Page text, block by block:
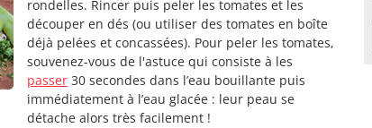
rondelles. Rincer puis peler les tomates et les
découper en dés (ou utiliser des tomates en boîte
déjà pelées et concassées). Pour peler les tomates,
souvenez-vous de l'astuce qui consiste à les
passer30 secondes dans l’eau bouillante puis
immédiatement à l’eau glacée : leur peau se
détache alors très facilement !